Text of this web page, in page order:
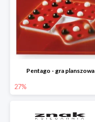
Pentago - gra planszowa
27%